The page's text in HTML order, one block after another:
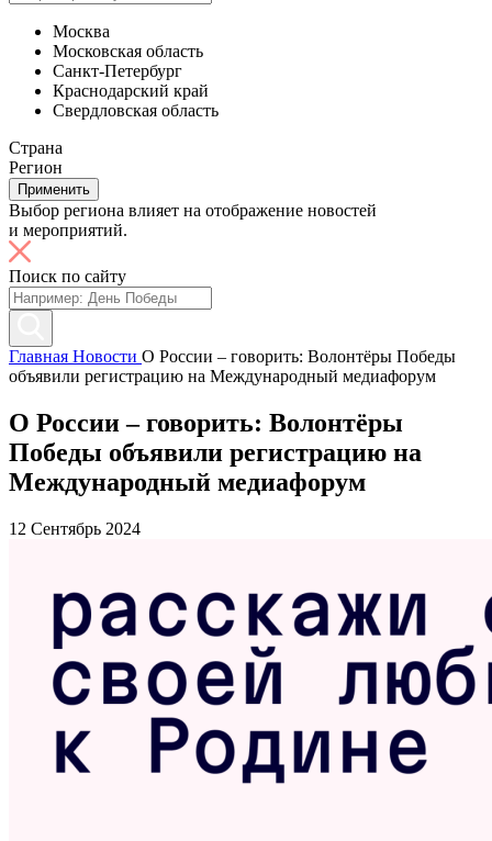
Москва
Московская область
Санкт-Петербург
Краснодарский край
Свердловская область
Страна
Регион
Применить
Выбор региона влияет на отображение новостей
и мероприятий.
Поиск по сайту
Главная Новости О России – говорить: Волонтёры Победы
объявили регистрацию на Международный медиафорум
О России – говорить: Волонтёры
Победы объявили регистрацию на
Международный медиафорум
12 Сентябрь 2024